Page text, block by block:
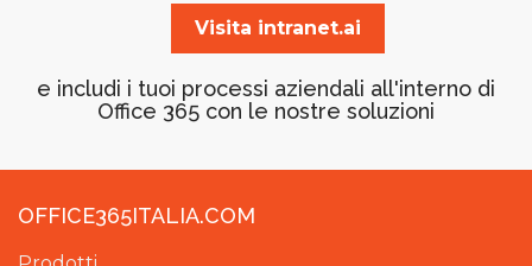
Visita intranet.ai
e includi i tuoi processi aziendali all'interno di
Office 365 con le nostre soluzioni
OFFICE365ITALIA.COM